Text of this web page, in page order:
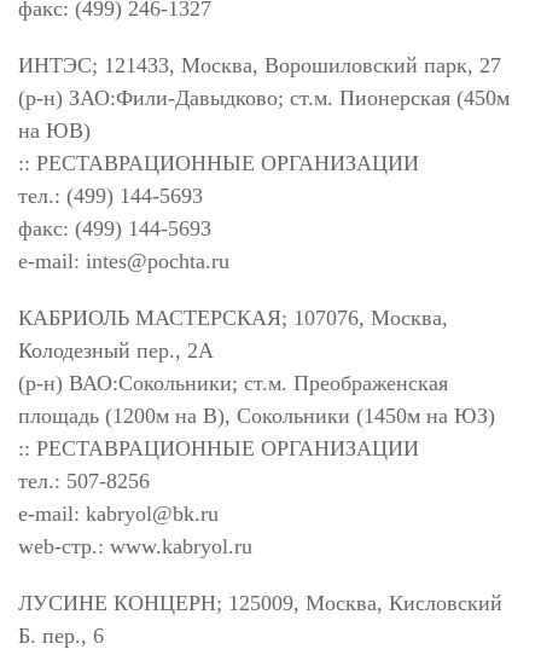
факс: (499) 246-1327
ИНТЭС; 121433, Москва, Ворошиловский парк, 27
(р-н) ЗАО:Фили-Давыдково; ст.м. Пионерская (450м
на ЮВ)
:: РЕСТАВРАЦИОННЫЕ ОРГАНИЗАЦИИ
тел.: (499) 144-5693
факс: (499) 144-5693
e-mail: intes@pochta.ru
КАБРИОЛЬ МАСТЕРСКАЯ; 107076, Москва,
Колодезный пер., 2А
(р-н) ВАО:Сокольники; ст.м. Преображенская
площадь (1200м на В), Сокольники (1450м на ЮЗ)
:: РЕСТАВРАЦИОННЫЕ ОРГАНИЗАЦИИ
тел.: 507-8256
e-mail: kabryol@bk.ru
web-стр.: www.kabryol.ru
ЛУСИНЕ КОНЦЕРН; 125009, Москва, Кисловский
Б. пер., 6